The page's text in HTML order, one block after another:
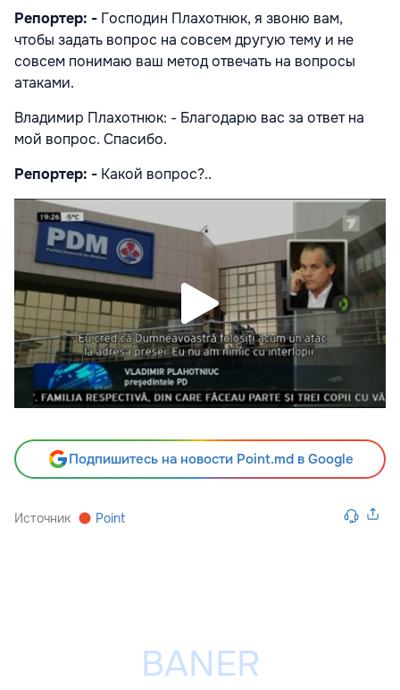
Репортер: - Господин Плахотнюк, я звоню вам,
чтобы задать вопрос на совсем другую тему и не
совсем понимаю ваш метод отвечать на вопросы
атаками.
Владимир Плахотнюк: - Благодарю вас за ответ на
мой вопрос. Спасибо.
Репортер: - Какой вопрос?..
Подпишитесь на новости Point.md в Google
Источник Point